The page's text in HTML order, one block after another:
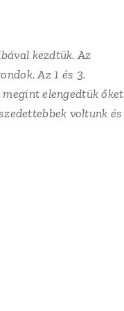
kezdtük. Az
Az 1 és 3.
elengedtük őket
voltunk és